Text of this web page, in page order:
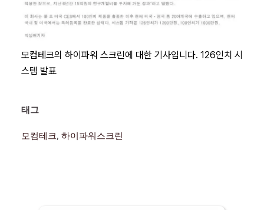
모컴테크의 하이파워 스크린에 대한 기사입니다. 126인치 시
스템 발표
태그
모컴테크, 하이파워스크린